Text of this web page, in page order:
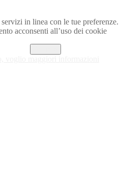
in linea con le tue
acconsenti all’uso dei cookie